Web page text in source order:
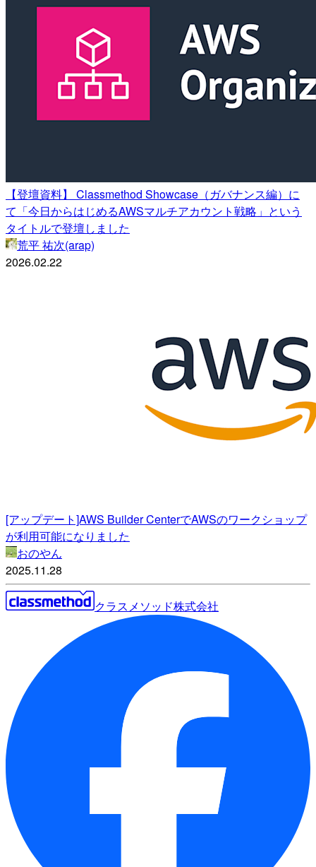
【登壇資料】 Classmethod Showcase（ガバナンス編）に
て「今日からはじめるAWSマルチアカウント戦略」という
タイトルで登壇しました
荒平 祐次(arap)
2026.02.22
[アップデート]AWS Builder CenterでAWSのワークショップ
が利用可能になりました
おのやん
2025.11.28
クラスメソッド株式会社